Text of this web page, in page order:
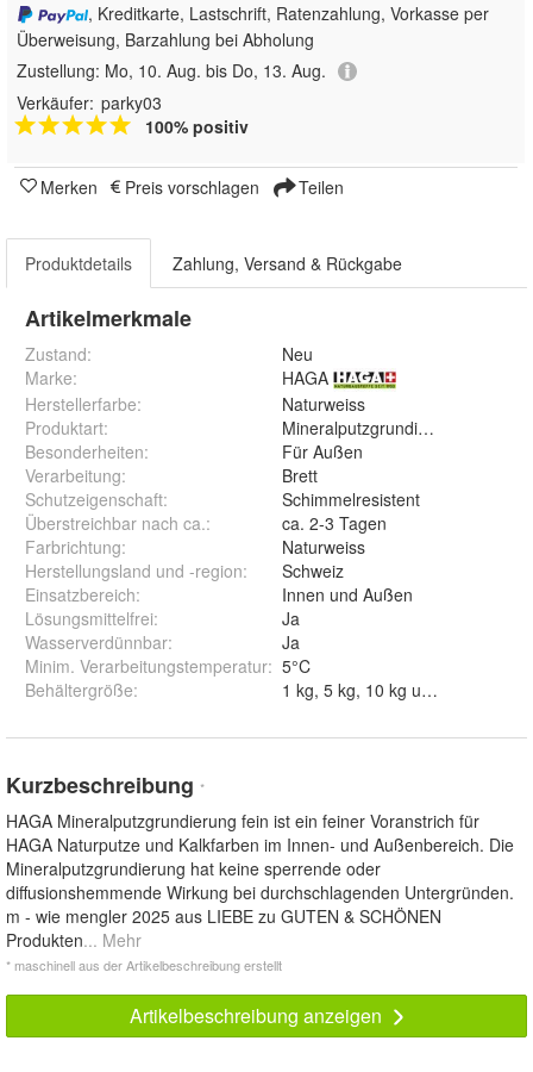
, Kreditkarte, Lastschrift, Ratenzahlung, Vorkasse per
Überweisung, Barzahlung bei Abholung
Zustellung: Mo, 10. Aug. bis Do, 13. Aug.
Verkäufer: parky03
100% positiv
Merken Preis vorschlagen Teilen
Produktdetails Zahlung, Versand & Rückgabe
Artikelmerkmale
Zustand:
Neu
Marke:
HAGA
Herstellerfarbe:
Naturweiss
Produktart:
Mineralputzgrundierung fein
Besonderheiten:
Für Außen
Verarbeitung:
Brett
Schutzeigenschaft:
Schimmelresistent
Überstreichbar nach ca.:
ca. 2-3 Tagen
Farbrichtung:
Naturweiss
Herstellungsland und -region:
Schweiz
Einsatzbereich:
Innen und Außen
Lösungsmittelfrei:
Ja
Wasserverdünnbar:
Ja
Minim. Verarbeitungstemperatur: 5°C
Behältergröße:
Kurzbeschreibung *
HAGA Mineralputzgrundierung fein ist ein feiner Voranstrich für
HAGA Naturputze und Kalkfarben im Innen- und Außenbereich. Die
Mineralputzgrundierung hat keine sperrende oder
diffusionshemmende Wirkung bei durchschlagenden Untergründen.
m - wie mengler 2025 aus LIEBE zu GUTEN & SCHÖNEN
Produkten... Mehr
* maschinell aus der Artikelbeschreibung erstellt
Artikelbeschreibung anzeigen